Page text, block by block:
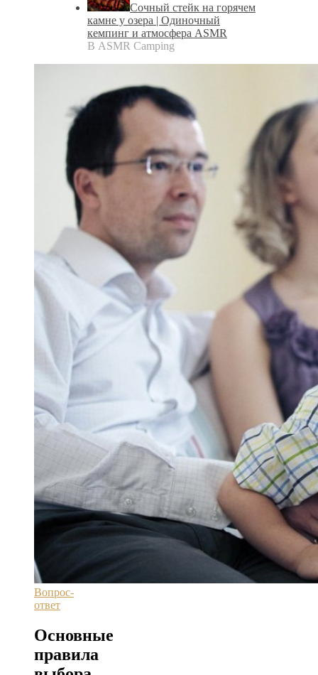
Сочный стейк на горячем
камне у озера | Одиночный
кемпинг и атмосфера ASMR
В ASMR Camping
Вопрос-
ответ
Основные
правила